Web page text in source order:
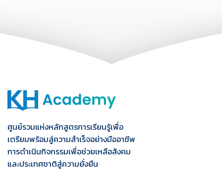
ศูนย์รวมแห่งหลักสูตรการเรียนรู้เพื่อ
เตรียมพร้อมสู่ความสำเร็จอย่างมืออาชีพ
การดำเนินกิจกรรมเพื่อช่วยเหลือสังคม
และประเทศชาติสู่ความยั่งยืน